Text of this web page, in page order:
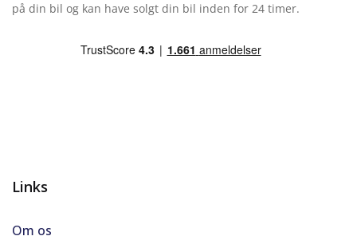
på din bil og kan have solgt din bil inden for 24 timer.
Links
Om os